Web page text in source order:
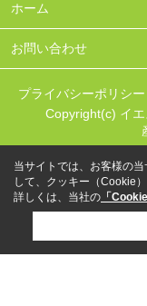
ホーム
お問い合わせ
プライバシーポリシー
Copyright(c) イ
当サイトでは、お客様の
して、クッキー（Cookie
詳しくは、当社の 「